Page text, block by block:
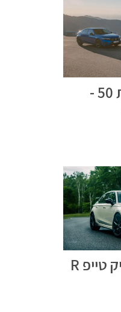
הונדה סיוויק חוגגת 50 -
נחשפה הונדה סיוויק טייפ R